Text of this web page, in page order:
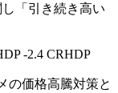
「引き続き高い
-2.4 CRHDP
の価格高騰対策と